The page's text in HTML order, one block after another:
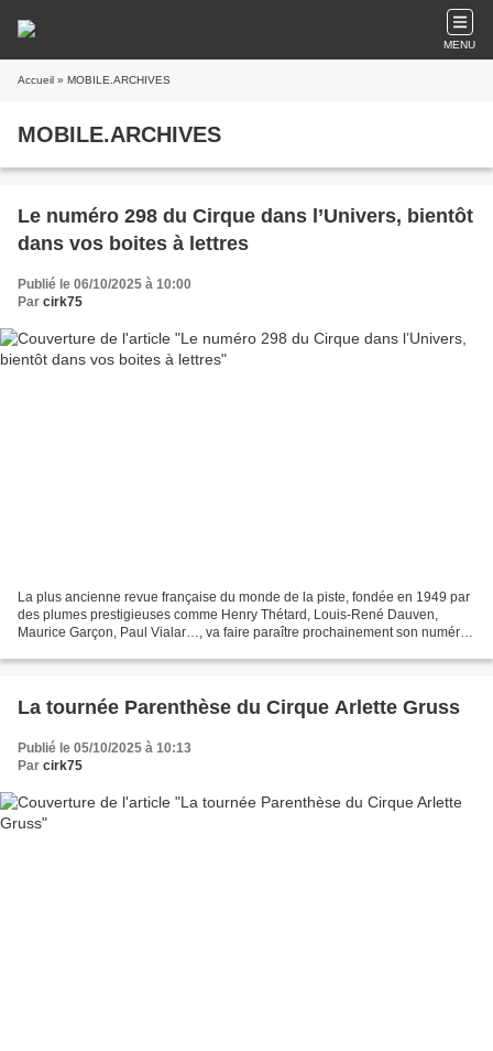
MENU
Accueil » MOBILE.ARCHIVES
MOBILE.ARCHIVES
Le numéro 298 du Cirque dans l’Univers, bientôt
dans vos boites à lettres
Publié le 06/10/2025 à 10:00
Par cirk75
La plus ancienne revue française du monde de la piste, fondée en 1949 par
des plumes prestigieuses comme Henry Thétard, Louis-René Dauven,
Maurice Garçon, Paul Vialar…, va faire paraître prochainement son numéro
La tournée Parenthèse du Cirque Arlette Gruss
Publié le 05/10/2025 à 10:13
Par cirk75